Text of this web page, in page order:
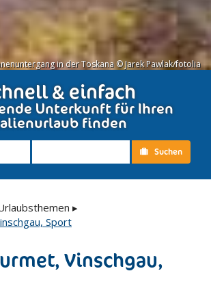
in der Toskana © Jarek Pawlak/fotolia
& einfach
Unterkunft für Ihren
finden
Suchen
▸
Sport
Vinschgau,